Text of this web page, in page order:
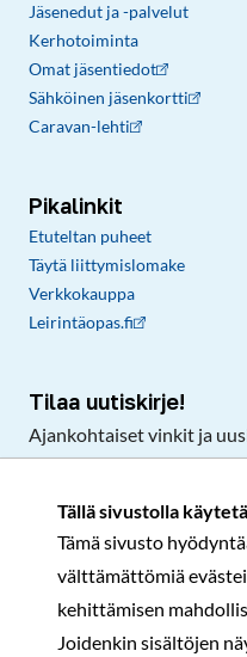
Tällä sivustolla
Tämä sivusto
välttämättömiä
kehittämisen
Joidenkin sisältöjen
Jäsenedut ja -palvelut
Kerhotoiminta
Omat jäsentiedot
Sähköinen jäsenkortti
Caravan-lehti
Pikalinkit
Etuteltan puheet
Täytä liittymislomake
Verkkokauppa
Leirintäopas.fi
Tilaa uutiskirje!
Ajankohtaiset vinkit ja